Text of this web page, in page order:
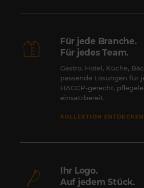
Für jede Branche.
Für jedes Team.
Gastro, Hotel, Küche,
passende Lösungen für
HACCP-gerecht,
einsatzbereit.
KOLLEKTION ENTDECKEN
Ihr Logo.
Auf jedem Stück.